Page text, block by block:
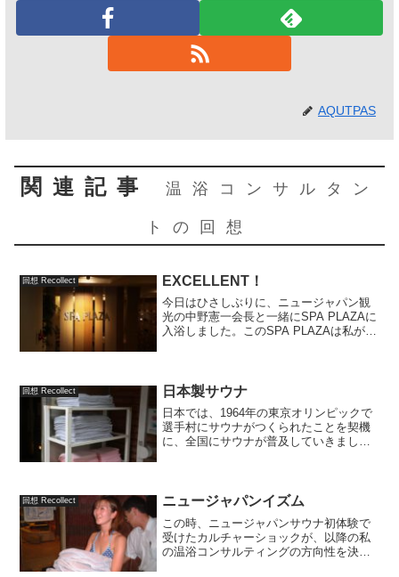
AQUTPAS
関連記事 温浴コンサルタン
トの回想
回想 Recollect EXCELLENT！
今日はひさしぶりに、ニュージャパン観
光の中野憲一会長と一緒にSPA PLAZAに
入浴しました。このSPA PLAZAは私が温
線が...
回想 Recollect 日本製サウナ
日本では、1964年の東京オリンピックで
選手村にサウナがつくられたことを契機
に、全国にサウナが普及していきまし
たと思います。「発汗す...
回想 Recollect ニュージャパンイズム
この時、ニュージャパンサウナ初体験で
受けたカルチャーショックが、以降の私
の温浴コンサルティングの方向性を決定